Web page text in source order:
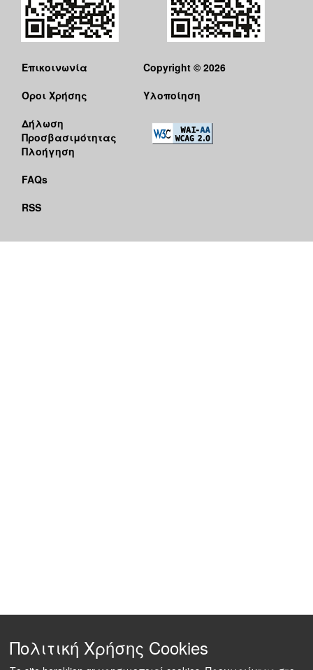
Επικοινωνία
Όροι Χρήσης
Δήλωση
Προσβασιμότητας
Πλοήγηση
FAQs
RSS
Copyright © 2026
Υλοποίηση
Πολιτική Χρήσης Cookies